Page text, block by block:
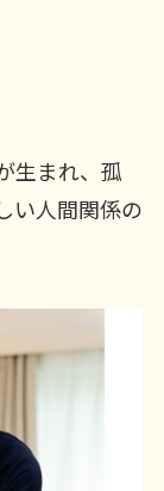
生まれ、孤
い人間関係の